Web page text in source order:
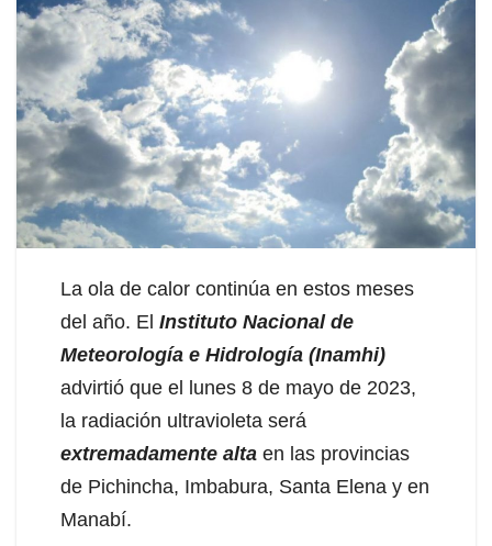
La ola de calor continúa en estos meses
del año. El Instituto Nacional de
Meteorología e Hidrología (Inamhi)
advirtió que el lunes 8 de mayo de 2023,
la radiación ultravioleta será
extremadamente alta en las provincias
de Pichincha, Imbabura, Santa Elena y en
Manabí.